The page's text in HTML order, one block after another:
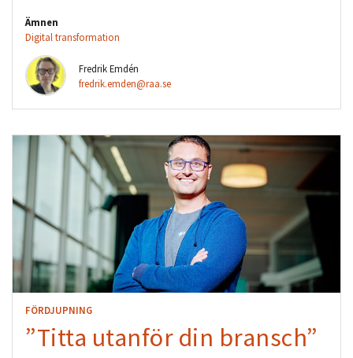
Ämnen
Digital transformation
Fredrik Emdén
fredrik.emden@raa.se
FÖRDJUPNING
”Titta utanför din bransch”